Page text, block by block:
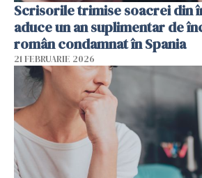
Scrisorile trimise soacrei din
aduce un an suplimentar de
român condamnat în Spania
21 FEBRUARIE 2026